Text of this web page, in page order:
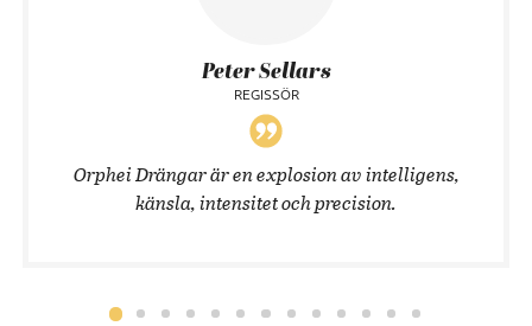
Peter Sellars
REGISSÖR
Orphei Drängar är en explosion av intelligens,
känsla, intensitet och precision.